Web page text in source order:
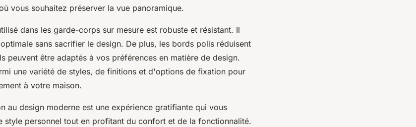
vous souhaitez préserver la vue panoramique.
dans les garde-corps sur mesure est robuste et résistant. Il
sans sacrifier le design. De plus, les bords polis réduisent
peuvent être adaptés à vos préférences en matière de design.
une variété de styles, de finitions et d'options de fixation pour
à votre maison.
au design moderne est une expérience gratifiante qui vous
style personnel tout en profitant du confort et de la fonctionnalité.